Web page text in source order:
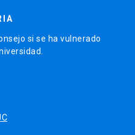
si se ha vulnerado